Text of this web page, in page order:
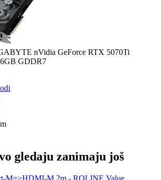
nVidia GeForce RTX 5070Ti
GDDR7
gledaju zanimaju još